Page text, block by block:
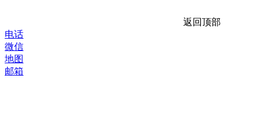
返回顶部
电话
微信
地图
邮箱